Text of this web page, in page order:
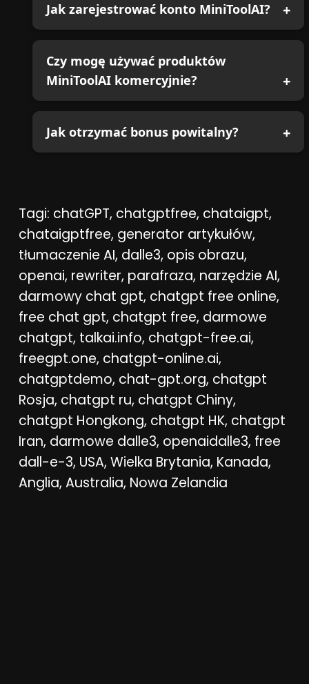
Jak zarejestrować konto MiniToolAI?
Czy mogę używać produktów
MiniToolAI komercyjnie?
Jak otrzymać bonus powitalny?
Tagi: chatGPT, chatgptfree, chataigpt,
chataigptfree, generator artykułów,
tłumaczenie AI, dalle3, opis obrazu,
openai, rewriter, parafraza, narzędzie AI,
darmowy chat gpt, chatgpt free online,
free chat gpt, chatgpt free, darmowe
chatgpt, talkai.info, chatgpt-free.ai,
freegpt.one, chatgpt-online.ai,
chatgptdemo, chat-gpt.org, chatgpt
Rosja, chatgpt ru, chatgpt Chiny,
chatgpt Hongkong, chatgpt HK, chatgpt
Iran, darmowe dalle3, openaidalle3, free
dall-e-3, USA, Wielka Brytania, Kanada,
Anglia, Australia, Nowa Zelandia